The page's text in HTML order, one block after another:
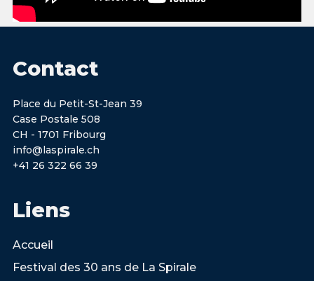
Contact
Place du Petit-St-Jean 39
Case Postale 508
CH - 1701 Fribourg
info@laspirale.ch
+41 26 322 66 39
Liens
Accueil
Festival des 30 ans de La Spirale